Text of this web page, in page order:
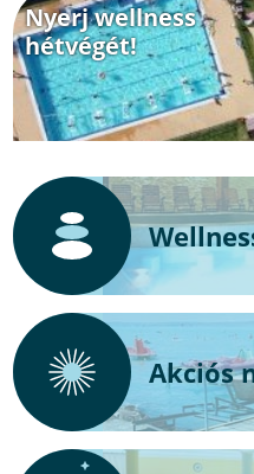
Nyerj wellness
hétvégét!
Akciós